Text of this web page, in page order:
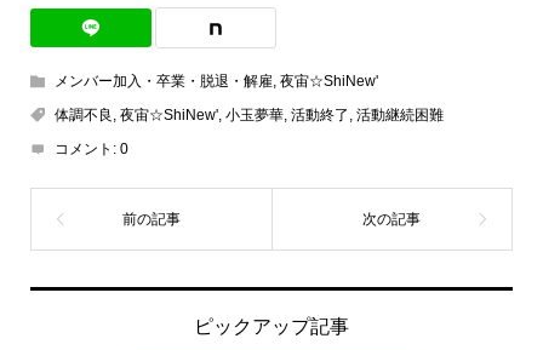
メンバー加入・卒業・脱退・解雇, 夜宙☆ShiNew'
体調不良 , 夜宙☆ShiNew', 小玉夢華, 活動終了 , 活動継続困難
コメント: 0
ピックアップ記事